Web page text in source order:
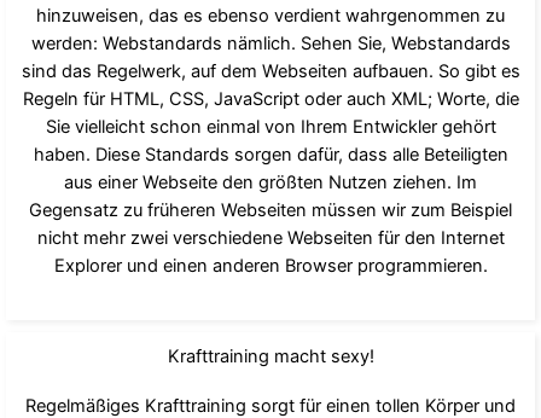
hinzuweisen, das es ebenso verdient wahrgenommen zu
werden: Webstandards nämlich. Sehen Sie, Webstandards
sind das Regelwerk, auf dem Webseiten aufbauen. So gibt es
Regeln für HTML, CSS, JavaScript oder auch XML; Worte, die
Sie vielleicht schon einmal von Ihrem Entwickler gehört
haben. Diese Standards sorgen dafür, dass alle Beteiligten
aus einer Webseite den größten Nutzen ziehen. Im
Gegensatz zu früheren Webseiten müssen wir zum Beispiel
nicht mehr zwei verschiedene Webseiten für den Internet
Explorer und einen anderen Browser programmieren.
Krafttraining macht sexy!
Regelmäßiges Krafttraining sorgt für einen tollen Körper und